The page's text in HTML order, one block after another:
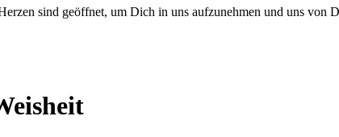
sind geöffnet, um Dich in uns aufzunehmen und uns